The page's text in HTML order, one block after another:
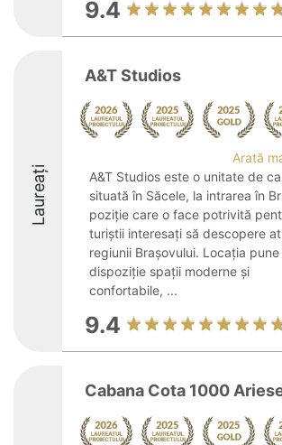
9.4
Laureați
A&T Studios
Arată
A&T Studios este o unitate de
situată în Săcele, la intrarea în
poziție care o face potrivită
turiștii interesați să descopere
regiunii Brașovului. Locația pune
dispoziție spații moderne și
confortabile, ...
9.4
Cabana Cota 1000